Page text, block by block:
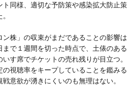
ト同様、適切な予防策や感染拡大防止策
株」の収束がまだであることの影響は
で１週間を切った時点で、土俵のある
す席でチケットの売れ残りが目立つ。
視聴率をキープしていることを鑑みる
意欲が湧きにくいのも無理はない。